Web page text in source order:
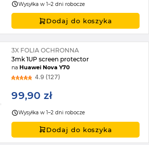
Wysyłka w 1–2 dni robocze
Dodaj do koszyka
3X FOLIA OCHRONNA
3mk 1UP screen protector
naHuawei Nova Y70
4.9 (127)
99,90 zł
Wysyłka w 1–2 dni robocze
Dodaj do koszyka